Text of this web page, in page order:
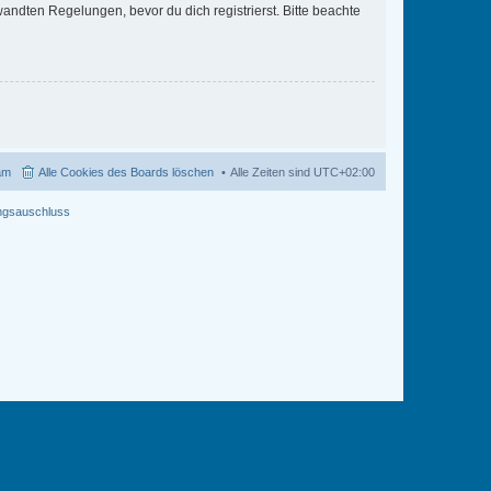
Regelungen, bevor du dich registrierst. Bitte beachte
Alle Zeiten sind UTC+02:00
Alle Cookies des Boards löschen